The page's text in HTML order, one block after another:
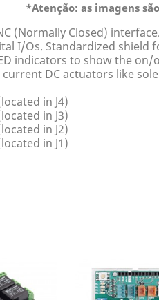
*Atenção: as imagens
(Normally Closed)
I/Os. Standardized
indicators to show the
DC actuators like
in J4)
in J3)
in J2)
in J1)